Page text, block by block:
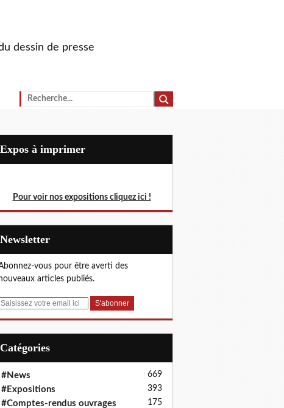
dessin de presse
Expos à imprimer
Pour voir nos expositions cliquez ici !
Newsletter
vous pour être averti des
articles publiés.
E
Catégories
#News 669
#Expositions 393
#Comptes-rendus ouvrages 175